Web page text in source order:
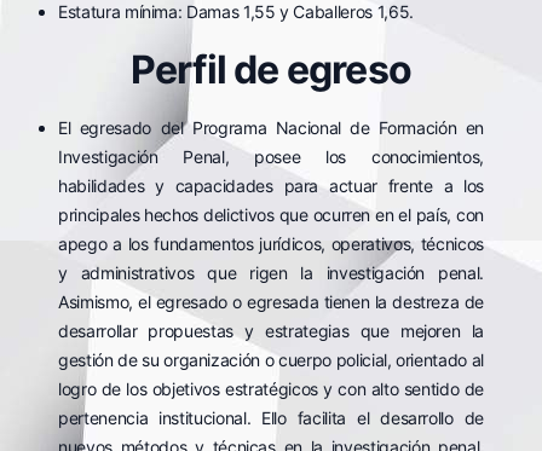
Estatura mínima: Damas 1,55 y Caballeros 1,65.
Perfil de egreso
El egresado del Programa Nacional de Formación en
Investigación Penal, posee los conocimientos,
habilidades y capacidades para actuar frente a los
principales hechos delictivos que ocurren en el país, con
apego a los fundamentos jurídicos, operativos, técnicos
y administrativos que rigen la investigación penal.
Asimismo, el egresado o egresada tienen la destreza de
desarrollar propuestas y estrategias que mejoren la
gestión de su organización o cuerpo policial, orientado al
logro de los objetivos estratégicos y con alto sentido de
pertenencia institucional. Ello facilita el desarrollo de